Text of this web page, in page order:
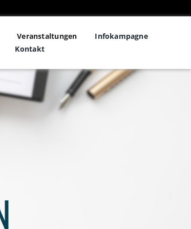
Veranstaltungen
Infokampagne
Kontakt